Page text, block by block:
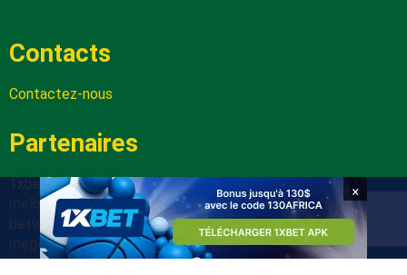
Contacts
Contactez-nous
Partenaires
1xbetapk.africafoot.com
melbet.africafoot.com
betwinnerapp.africafoot.com
megapari.africafoot.com
888starz.africafoot.com
×